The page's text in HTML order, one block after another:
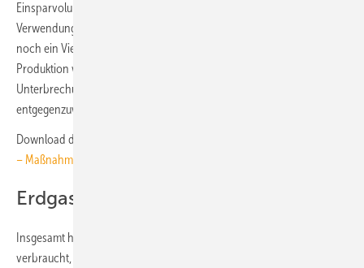
Einsparvolumens beziehungsweise 261 TWh erreichen. Die stoffliche
Verwendung von Erdgas in der Chemieindustrie würde zudem nur
noch ein Viertel gegenüber dem Niveau von 2021 betragen. Die
Produktion würde damit zum Teil aufrechterhalten werden, um
Unterbrechungen von Lieferketten durch Kaskadeneffekte
entgegenzuwirken.
Download der Studie:
– Maßnahmen für den Weg aus der fossilen Energiekrise
Erdgasverbrauch in Deutschland
Insgesamt hat Deutschland im Jahr 2021 rund 912 TWh Erdgas
verbraucht, von denen rund 90 % aus Importen stammten. Russland